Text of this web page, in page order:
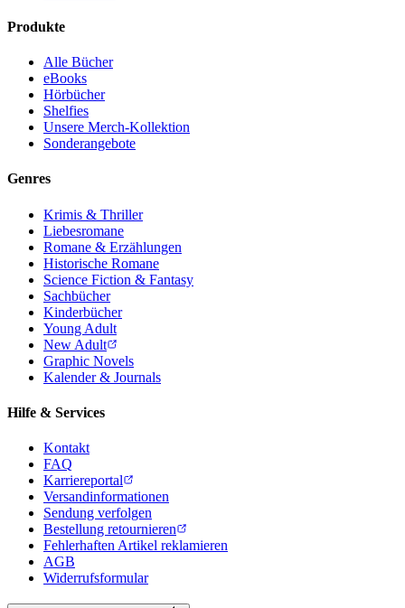
Produkte
Alle Bücher
eBooks
Hörbücher
Shelfies
Unsere Merch-Kollektion
Sonderangebote
Genres
Krimis & Thriller
Liebesromane
Romane & Erzählungen
Historische Romane
Science Fiction & Fantasy
Sachbücher
Kinderbücher
Young Adult
New Adult
Graphic Novels
Kalender & Journals
Hilfe & Services
Kontakt
FAQ
Karriereportal
Versandinformationen
Sendung verfolgen
Bestellung retournieren
Fehlerhaften Artikel reklamieren
AGB
Widerrufsformular